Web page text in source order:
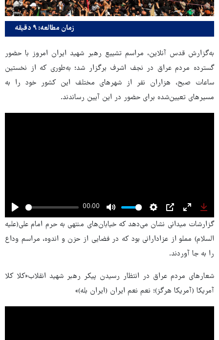
زمان مطالعه: ۹ دقیقه
به‌گزارش قدس آنلاین، مراسم تشییع رهبر شهید ایران امروز با حضور
گسترده مردم عراق در نجف اشرف برگزار شد؛ به‌طوری که از نخستین
ساعات صبح، هزاران نفر از شهرهای مختلف این کشور خود را به
مسیرهای تعیین‌شده برای حضور در این آیین رساندند.
Play
00:00
Mute Settings
PIP Enter
گزارشات میدانی نشان می‌دهد که خیابان‌های منتهی به حرم امام علی(علیه
السلام) مملو از عزادارانی بود که در فضایی از حزن و اندوه، مراسم وداع
را به جا آوردند.
شعارهای مردم عراق در انتظار رسیدن پیکر رهبر شهید انقلاب«کلا کلا
آمریکا (آمریکا هرگز)؛ نعم نعم ایران (ایران بله)»